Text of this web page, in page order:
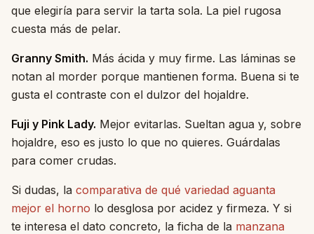
que elegiría para servir la tarta sola. La piel rugosa
cuesta más de pelar.
Granny Smith. Más ácida y muy firme. Las láminas se
notan al morder porque mantienen forma. Buena si te
gusta el contraste con el dulzor del hojaldre.
Fuji y Pink Lady. Mejor evitarlas. Sueltan agua y, sobre
hojaldre, eso es justo lo que no quieres. Guárdalas
para comer crudas.
Si dudas, la comparativa de qué variedad aguanta
mejor el horno lo desglosa por acidez y firmeza. Y si
te interesa el dato concreto, la ficha de la manzana